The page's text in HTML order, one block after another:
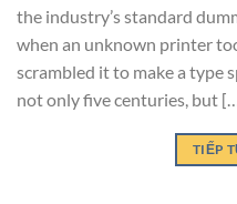
the industry’s standard
when an unknown printer
scrambled it to make a type
not only five centuries, but
TIẾP